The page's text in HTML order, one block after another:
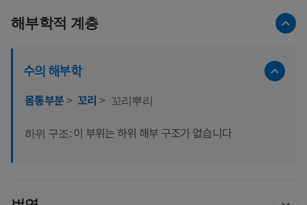
해부학적 계층
수의 해부학
몸통부분> 꼬리> 꼬리뿌리
하위 구조: 이 부위는 하위 해부 구조가 없습니다